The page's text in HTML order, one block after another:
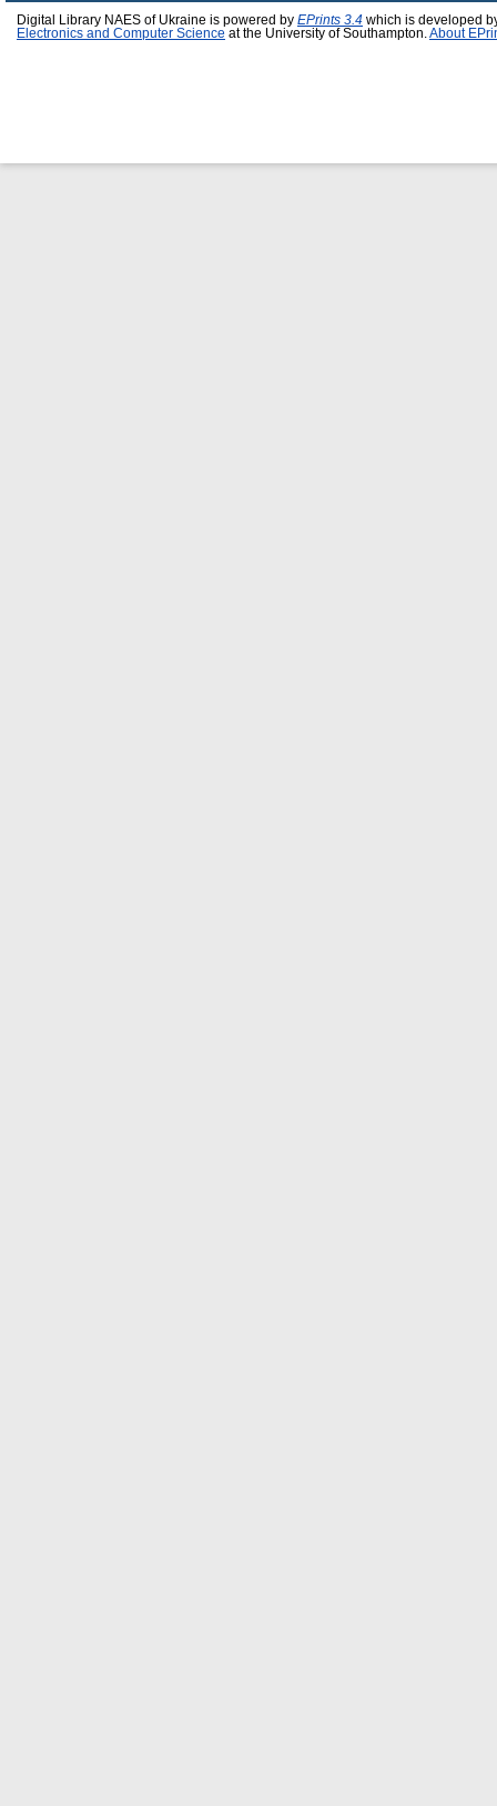
Digital Library NAES of Ukraine is powered by EPrints 3.4 which is developed
Electronics and Computer Science at the University of Southampton. About